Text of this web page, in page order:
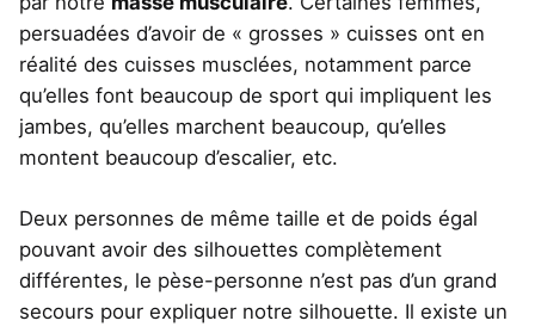
persuadées d’avoir de « grosses » cuisses ont en
réalité des cuisses musclées, notamment parce
qu’elles font beaucoup de sport qui impliquent les
jambes, qu’elles marchent beaucoup, qu’elles
montent beaucoup d’escalier, etc.
Deux personnes de même taille et de poids égal
pouvant avoir des silhouettes complètement
différentes, le pèse-personne n’est pas d’un grand
secours pour expliquer notre silhouette. Il existe un